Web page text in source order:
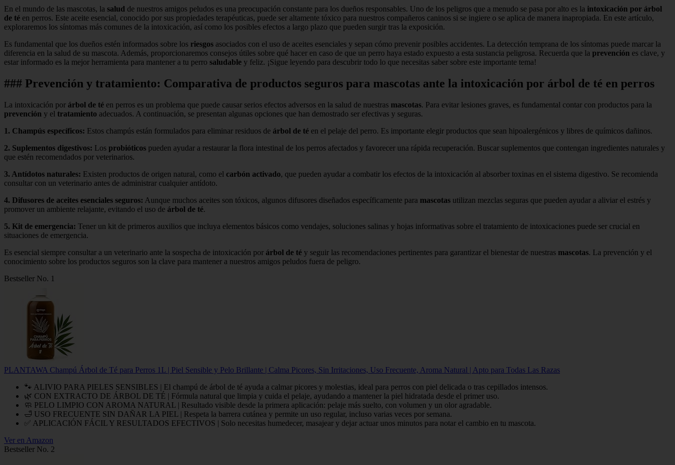
En el mundo de las mascotas, la salud de nuestros amigos peludos es una preocupación constante para los dueños responsables. Uno de los peligros que a menudo se pasa por alto es la intoxicación por árbol
de té en perros. Este aceite esencial, conocido por sus propiedades terapéuticas, puede ser altamente tóxico para nuestros compañeros caninos si se ingiere o se aplica de manera inapropiada. En este artículo,
exploraremos los síntomas más comunes de la intoxicación, así como los posibles efectos a largo plazo que pueden surgir tras la exposición.
Es fundamental que los dueños estén informados sobre los riesgos asociados con el uso de aceites esenciales y sepan cómo prevenir posibles accidentes. La detección temprana de los síntomas puede marcar la
diferencia en la salud de su mascota. Además, proporcionaremos consejos útiles sobre qué hacer en caso de que un perro haya estado expuesto a esta sustancia peligrosa. Recuerda que la prevención es clave, y
estar informado es la mejor herramienta para mantener a tu perro saludable y feliz. ¡Sigue leyendo para descubrir todo lo que necesitas saber sobre este importante tema!
### Prevención y tratamiento: Comparativa de productos seguros para mascotas ante la intoxicación por árbol de té en perros
La intoxicación por árbol de té en perros es un problema que puede causar serios efectos adversos en la salud de nuestras mascotas. Para evitar lesiones graves, es fundamental contar con productos para la
prevención y el tratamiento adecuados. A continuación, se presentan algunas opciones que han demostrado ser efectivas y seguras.
1. Champús específicos: Estos champús están formulados para eliminar residuos de árbol de té en el pelaje del perro. Es importante elegir productos que sean hipoalergénicos y libres de químicos dañinos.
2. Suplementos digestivos: Los probióticos pueden ayudar a restaurar la flora intestinal de los perros afectados y favorecer una rápida recuperación. Buscar suplementos que contengan ingredientes naturales y
que estén recomendados por veterinarios.
3. Antídotos naturales: Existen productos de origen natural, como el carbón activado, que pueden ayudar a combatir los efectos de la intoxicación al absorber toxinas en el sistema digestivo. Se recomienda
consultar con un veterinario antes de administrar cualquier antídoto.
4. Difusores de aceites esenciales seguros: Aunque muchos aceites son tóxicos, algunos difusores diseñados específicamente para mascotas utilizan mezclas seguras que pueden ayudar a aliviar el estrés y
promover un ambiente relajante, evitando el uso de árbol de té.
5. Kit de emergencia: Tener un kit de primeros auxilios que incluya elementos básicos como vendajes, soluciones salinas y hojas informativas sobre el tratamiento de intoxicaciones puede ser crucial en
situaciones de emergencia.
Es esencial siempre consultar a un veterinario ante la sospecha de intoxicación por árbol de té y seguir las recomendaciones pertinentes para garantizar el bienestar de nuestras mascotas. La prevención y el
conocimiento sobre los productos seguros son la clave para mantener a nuestros amigos peludos fuera de peligro.
Bestseller No. 1
PLANTAWA Champú Árbol de Té para Perros 1L | Piel Sensible y Pelo Brillante | Calma Picores, Sin Irritaciones, Uso Frecuente, Aroma Natural | Apto para Todas Las Razas
🐾 ALIVIO PARA PIELES SENSIBLES | El champú de árbol de té ayuda a calmar picores y molestias, ideal para perros con piel delicada o tras cepillados intensos.
🌿 CON EXTRACTO DE ÁRBOL DE TÉ | Fórmula natural que limpia y cuida el pelaje, ayudando a mantener la piel hidratada desde el primer uso.
🧼 PELO LIMPIO CON AROMA NATURAL | Resultado visible desde la primera aplicación: pelaje más suelto, con volumen y un olor agradable.
🛁 USO FRECUENTE SIN DAÑAR LA PIEL | Respeta la barrera cutánea y permite un uso regular, incluso varias veces por semana.
✅ APLICACIÓN FÁCIL Y RESULTADOS EFECTIVOS | Solo necesitas humedecer, masajear y dejar actuar unos minutos para notar el cambio en tu mascota.
Ver en Amazon
Bestseller No. 2